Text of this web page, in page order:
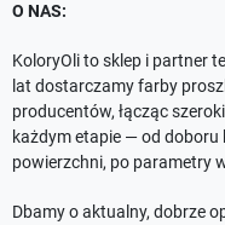
O NAS:
KoloryOli to sklep i partner
lat dostarczamy farby
producentów, łącząc
każdym etapie — od
powierzchni, po parametry
Dbamy o aktualny, dobrze